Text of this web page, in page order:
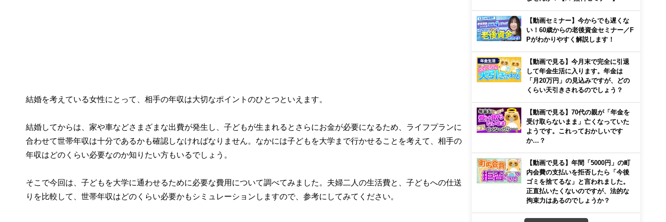
結婚を考えている女性にとって、相手の年収は大切なポイントのひとつといえます。
結婚してからは、家や車などさまざまな出費が発生し、子どもが生まれるとさらにお金が必要になるため、ライフプランに
合わせて世帯年収は十分であるかも確認しなければなりません。なかには子どもを大学まで行かせることを考えて、相手の
年収はどのくらい必要なのか知りたい方もいるでしょう。
そこで今回は、子どもを大学に通わせるために必要な費用について調べてみました。夫婦二人の生活費と、子どもへの仕送
りを比較して、世帯年収はどのくらい必要かもシミュレーションしますので、参考にしてみてください。
【動画セミナー】今からでも遅くな
い！60歳からの老後資金セミナー／F
Pがわかりやすく解説します！
【動画で見る】今月末で完全に引退
して年金生活に入ります。年金は
「月20万円」の見込みですが、どの
くらい天引きされるのでしょう？
【動画で見る】70代の親が「年金を
受け取らないまま」亡くなっていた
ようです。これっておかしいです
か…？
【動画で見る】年間「5000円」の町
内会費の支払いを拒否したら「今後
ゴミを捨てるな」と言われました。
正直払いたくないのですが、法的な
拘束力はあるのでしょうか？